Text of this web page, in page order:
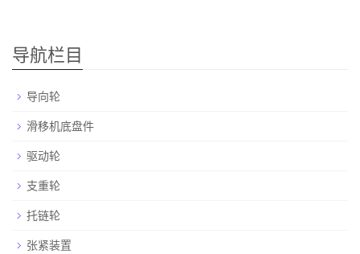
导航栏目
导向轮
滑移机底盘件
驱动轮
支重轮
托链轮
张紧装置